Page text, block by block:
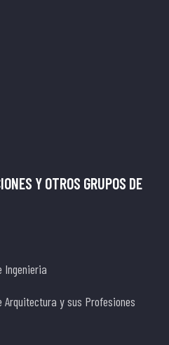
Y OTROS GRUPOS DE
Ingenieria
Arquitectura y sus Profesiones